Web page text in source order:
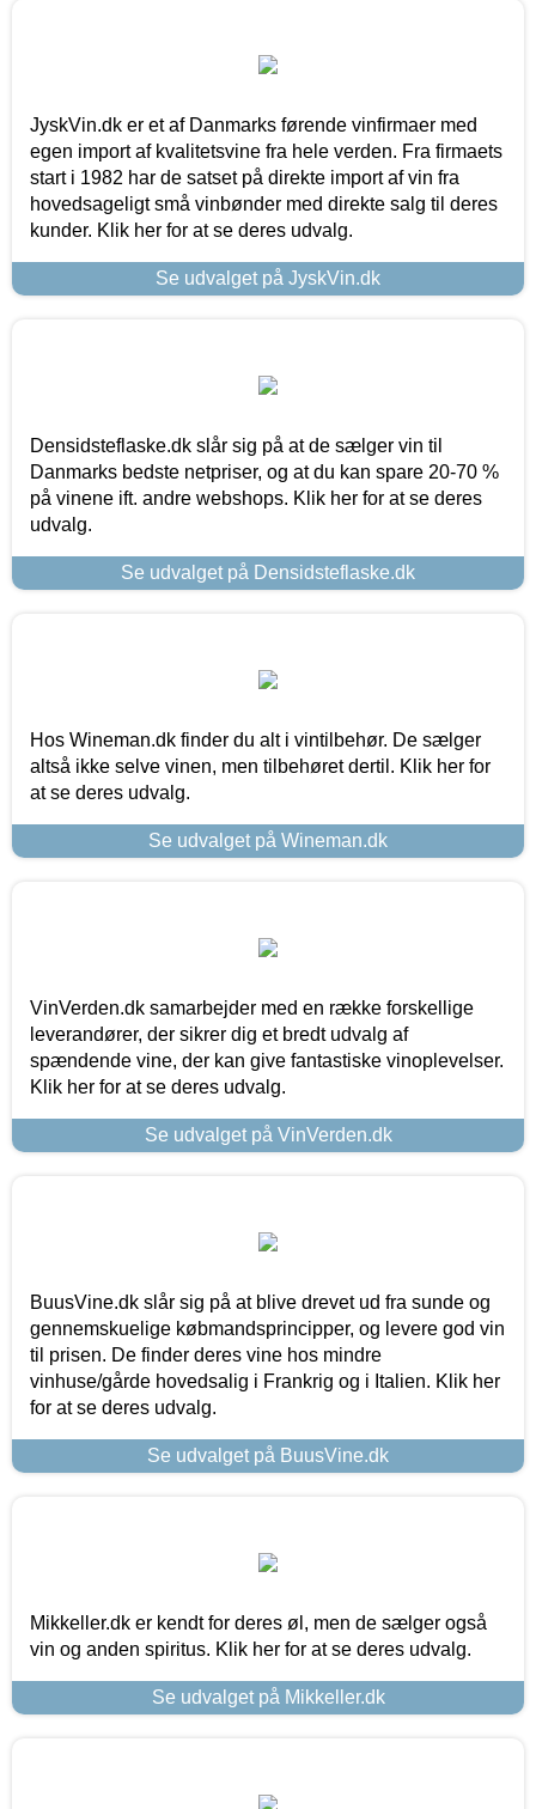
JyskVin.dk er et af Danmarks førende vinfirmaer med
egen import af kvalitetsvine fra hele verden. Fra firmaets
start i 1982 har de satset på direkte import af vin fra
hovedsageligt små vinbønder med direkte salg til deres
kunder. Klik her for at se deres udvalg.
Se udvalget på JyskVin.dk
Densidsteflaske.dk slår sig på at de sælger vin til
Danmarks bedste netpriser, og at du kan spare 20-70 %
på vinene ift. andre webshops. Klik her for at se deres
udvalg.
Se udvalget på Densidsteflaske.dk
Hos Wineman.dk finder du alt i vintilbehør. De sælger
altså ikke selve vinen, men tilbehøret dertil. Klik her for
at se deres udvalg.
Se udvalget på Wineman.dk
VinVerden.dk samarbejder med en række forskellige
leverandører, der sikrer dig et bredt udvalg af
spændende vine, der kan give fantastiske vinoplevelser.
Klik her for at se deres udvalg.
Se udvalget på VinVerden.dk
BuusVine.dk slår sig på at blive drevet ud fra sunde og
gennemskuelige købmandsprincipper, og levere god vin
til prisen. De finder deres vine hos mindre
vinhuse/gårde hovedsalig i Frankrig og i Italien. Klik her
for at se deres udvalg.
Se udvalget på BuusVine.dk
Mikkeller.dk er kendt for deres øl, men de sælger også
vin og anden spiritus. Klik her for at se deres udvalg.
Se udvalget på Mikkeller.dk